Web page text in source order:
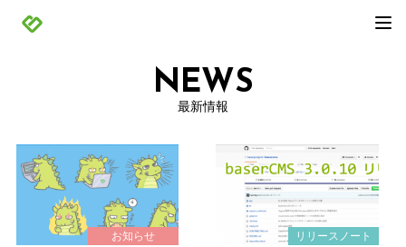
NEWS
最新情報
お知らせ
リリースノート